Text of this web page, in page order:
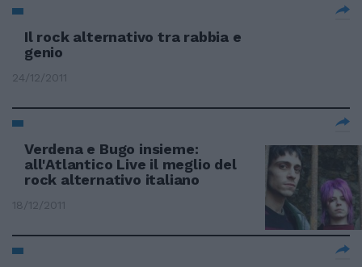
Il rock alternativo tra rabbia e
genio
24/12/2011
Verdena e Bugo insieme:
all'Atlantico Live il meglio del
rock alternativo italiano
18/12/2011